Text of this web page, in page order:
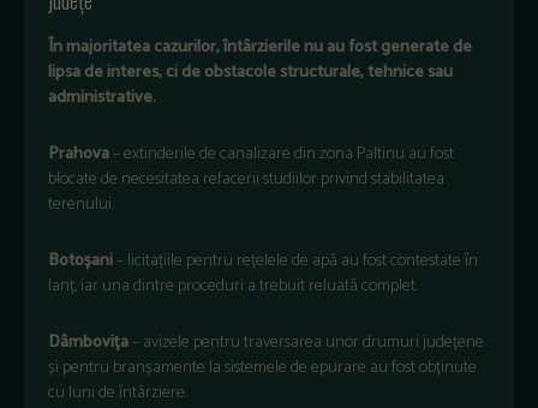
În majoritatea cazurilor, întârzierile nu au fost generate de
lipsa de interes, ci de obstacole structurale, tehnice sau
administrative.
Prahova– extinderile de canalizare din zona Paltinu au fost
blocate de necesitatea refacerii studiilor privind stabilitatea
terenului.
Botoșani– licitațiile pentru rețelele de apă au fost contestate în
lanț, iar una dintre proceduri a trebuit reluată complet.
Dâmbovița– avizele pentru traversarea unor drumuri județene
și pentru branșamente la sistemele de epurare au fost obținute
cu luni de întârziere.